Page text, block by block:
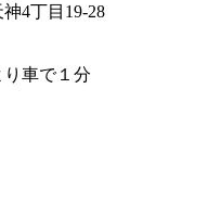
4丁目19-28
車で１分